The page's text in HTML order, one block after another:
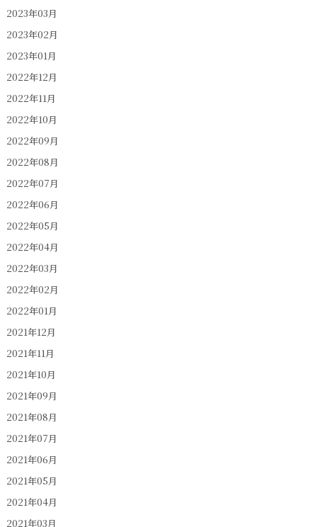
2023年03月
2023年02月
2023年01月
2022年12月
2022年11月
2022年10月
2022年09月
2022年08月
2022年07月
2022年06月
2022年05月
2022年04月
2022年03月
2022年02月
2022年01月
2021年12月
2021年11月
2021年10月
2021年09月
2021年08月
2021年07月
2021年06月
2021年05月
2021年04月
2021年03月